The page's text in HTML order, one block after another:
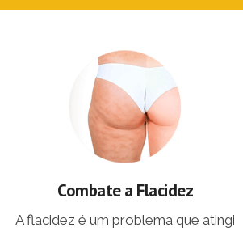
Combate a Flacidez
A flacidez é um problema que atingi